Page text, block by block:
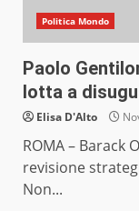
Politica Mondo
Paolo
lotta a
Elisa D'Alto
ROMA – Barack
revisione
Non...